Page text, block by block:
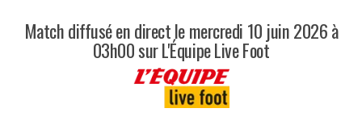
Match diffusé en direct le mercredi 10 juin 2026 à
03h00 sur L'Équipe Live Foot